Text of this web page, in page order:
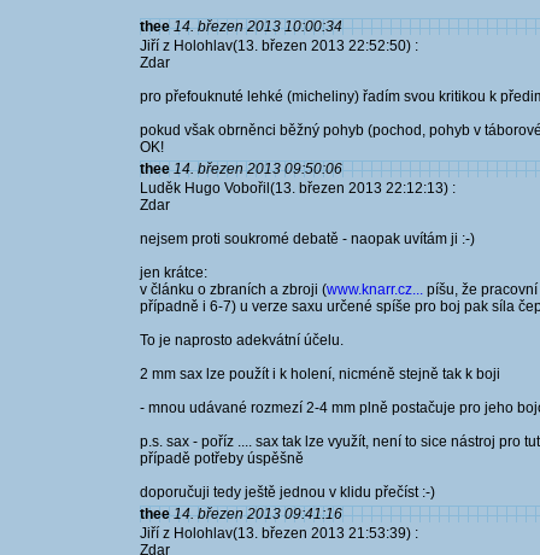
thee 14. březen 2013 10:00:34
Jiří z Holohlav(13. březen 2013 22:52:50) :
Zdar
pro přefouknuté lehké (micheliny) řadím svou kritikou k
pokud však obrněnci běžný pohyb (pochod, pohyb v
OK!
thee 14. březen 2013 09:50:06
Luděk Hugo Vobořil(13. březen 2013 22:12:13) :
Zdar
nejsem proti soukromé debatě - naopak uvítám ji :-)
jen krátce:
v článku o zbraních a zbroji (www.knarr.cz... píšu, že
případně i 6-7) u verze saxu určené spíše pro boj pak síla
To je naprosto adekvátní účelu.
2 mm sax lze použít i k holení, nicméně stejně tak k boji
- mnou udávané rozmezí 2-4 mm plně postačuje pro jeho
p.s. sax - poříz .... sax tak lze využít, není to sice nástroj pro
případě potřeby úspěšně
doporučuji tedy ještě jednou v klidu přečíst :-)
thee 14. březen 2013 09:41:16
Jiří z Holohlav(13. březen 2013 21:53:39) :
Zdar